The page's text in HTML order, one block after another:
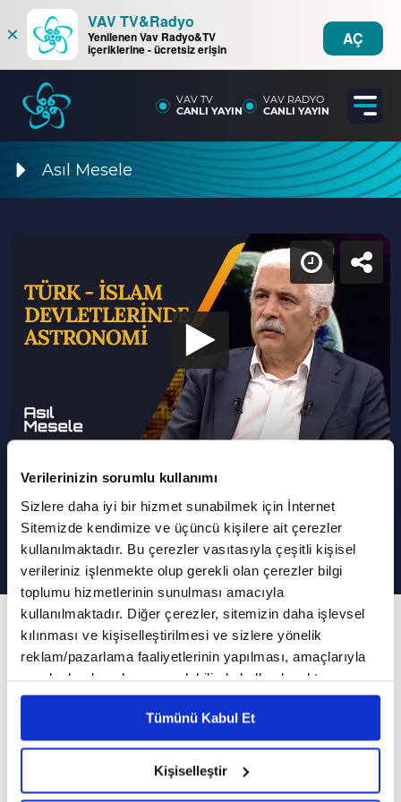
Verilerinizin sorumlu kullanımı
Sizlere daha iyi bir hizmet sunabilmek için İnternet
Sitemizde kendimize ve üçüncü kişilere ait çerezler
kullanılmaktadır. Bu çerezler vasıtasıyla çeşitli kişisel
verileriniz işlenmekte olup gerekli olan çerezler bilgi
toplumu hizmetlerinin sunulması amacıyla
kullanılmaktadır. Diğer çerezler, sitemizin daha işlevsel
kılınması ve kişiselleştirilmesi ve sizlere yönelik
reklam/pazarlama faaliyetlerinin yapılması, amaçlarıyla
sınırlı olarak açık rızanız dahilinde kullanılacaktır.
Çerezlere ilişkin tercihlerinizi çerez paneli vasıtasıyla
belirleyebilirsiniz. Çerezlere ilişkin detaylı bilgi için
Ayarlar butonuna tıklayabilir,Çerez Bilgilendirme
Metnimizi ziyaret edebilirsiniz.
Tümünü Kabul Et
Kişiselleştir
×
VAV TV&Radyo
Yenilenen Vav Radyo&TV
içeriklerine - ücretsiz erişin
AÇ
VAV TV
CANLI YAYIN
VAV RADYO
CANLI YAYIN
Asıl Mesele
Astronominin Bilim
Dünyasındaki Yeri | Asıl Mesele
20. Bölüm
Bu bölüme F.S.M. Vakıf Üniversitesi öğretim
üyesi Prof. Dr. Mustafa Kaçar konuk oldu.
Tahir İnan'ın sunumuyla gerçekleştirilen Asıl
Mesele 20. bölümü ile sizlerle...
Asıl Mesele'ye bugün, F.S.M. Vakıf Üniversitesi